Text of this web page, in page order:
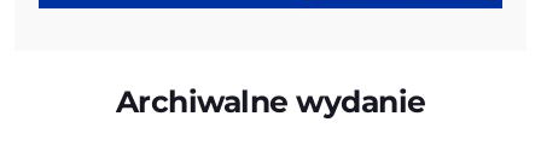
Archiwalne wydanie